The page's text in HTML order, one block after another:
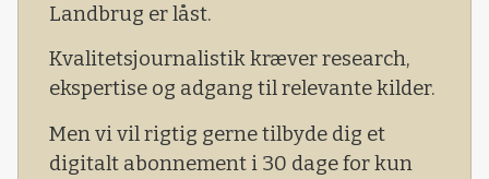
Landbrug er låst.
Kvalitetsjournalistik kræver research,
ekspertise og adgang til relevante kilder.
Men vi vil rigtig gerne tilbyde dig et
digitalt abonnement i 30 dage for kun